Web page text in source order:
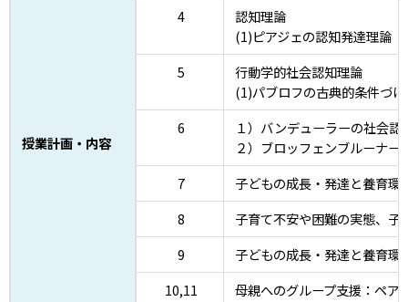
授業計画・内容
4
認知理論
(1)ピアジェの認知発達理
5
行動学的社会認知理論
(1)パブロフの古典的条件づ
6
１）バンデューラーの社会認
２）ブロッフェンブルーナー
7
子どもの成長・発達と養育
8
子育て不安や困難の実態、
9
子どもの成長・発達と養育
10,11
母親へのグループ支援：ペ